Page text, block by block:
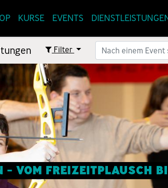
KURSE EVENTS
Filter
- VOM FREIZEITPLAUSCH